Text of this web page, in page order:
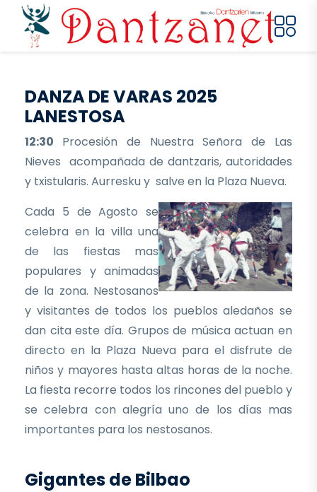
Pasar al contenido principal
DANZA DE VARAS 2025
LANESTOSA
12:30 Procesión de Nuestra Señora de Las
Nieves acompañada de dantzaris, autoridades
y txistularis. Aurresku y salve en la Plaza Nueva.
Cada 5 de Agosto se
celebra en la villa una
de las fiestas mas
populares y animadas
de la zona. Nestosanos
y visitantes de todos los pueblos aledaños se
dan cita este día. Grupos de música actuan en
directo en la Plaza Nueva para el disfrute de
niños y mayores hasta altas horas de la noche.
La fiesta recorre todos los rincones del pueblo y
se celebra con alegría uno de los días mas
importantes para los nestosanos.
Gigantes de Bilbao